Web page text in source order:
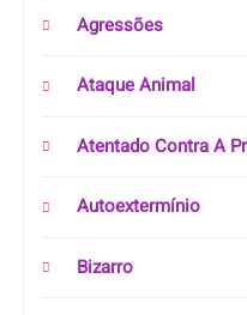
Agressões
Ataque Animal
Atentado Contra A
Autoextermínio
Bizarro